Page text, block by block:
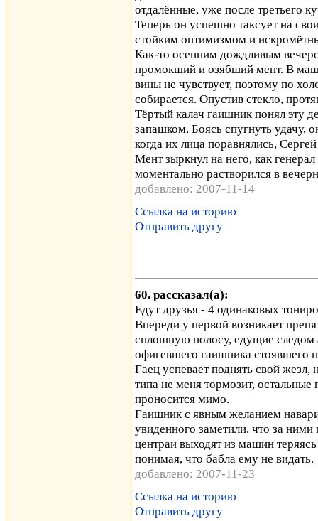
отдалённые, уже после третьего
Теперь он успешно таксует на
стойким оптимизмом и
Как-то осенним дождливым
промокший и озябший мент. В
вины не чувствует, поэтому по
собирается. Опустив стекло,
Тёртый калач гаишник понял эту
запашком. Боясь спугнуть удачу,
когда их лица поравнялись,
Мент зыркнул на него, как
моментально растворился в
добавлено: 2007-11-14
Ссылка на историю
Отправить другу
60. рассказал(а):
Едут друзья - 4 одинаковых
Впереди у первой возникает
сплошную полосу, едущие следом
офигевшего гаишника стоявшего
Гаец успевает поднять свой
типа не меня тормозит,
проносится мимо.
Гаишник с явным желанием
увиденного заметили, что за ними
центраи выходят из машин
понимая, что бабла ему не видать.
добавлено: 2007-11-23
Ссылка на историю
Отправить другу